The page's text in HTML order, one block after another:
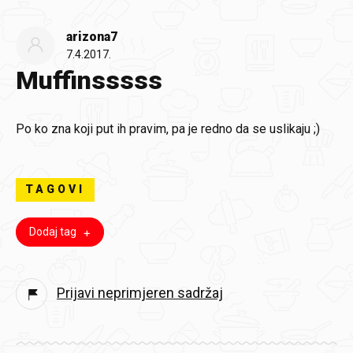
arizona7
7.4.2017.
Muffinsssss
Po ko zna koji put ih pravim, pa je redno da se uslikaju ;)
TAGOVI
Dodaj tag
Prijavi neprimjeren sadržaj